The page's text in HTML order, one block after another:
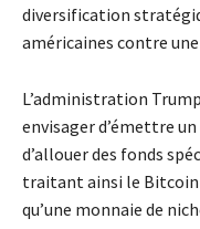
diversification
américaines contre
L’administration
envisager d’émettre
d’allouer des fonds
traitant ainsi le
qu’une monnaie de